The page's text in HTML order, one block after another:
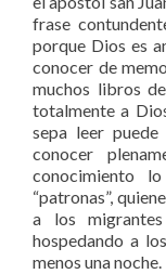
frase
porque Dios es
conocer de
muchos libros
totalmente a
sepa leer
conocer
conocimiento
“patronas”,
a los
hospedando a
menos una noche.